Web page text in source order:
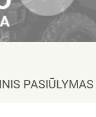
PASIŪLYMAS